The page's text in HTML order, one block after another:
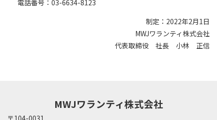
電話番号：03-6634-8123
制定：2022年2月1日
MWJワランティ株式会社
代表取締役 社長 小林 正信
MWJワランティ株式会社
〒104-0031